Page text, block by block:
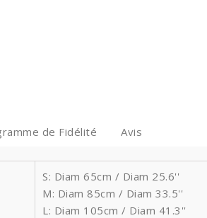
de Fidélité Avis
S: Diam 65cm / Diam 25.6''
M: Diam 85cm / Diam 33.5''
L: Diam 105cm / Diam 41.3''